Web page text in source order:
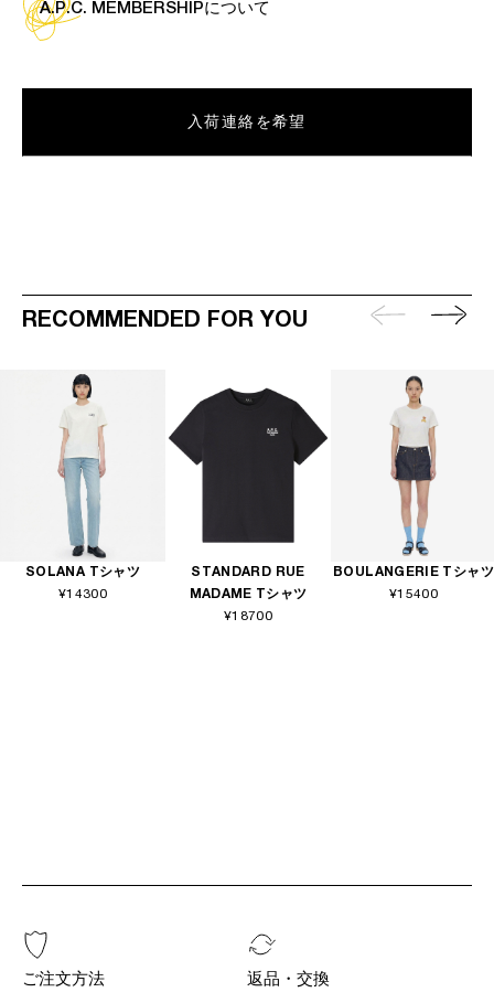
A.P.C. MEMBERSHIPについて
入荷連絡を希望
RECOMMENDED FOR YOU
SOLANA Tシャツ
¥14300
STANDARD RUE
MADAME Tシャツ
¥18700
BOULANGERIE Tシャツ
¥15400
ご注文方法 返品・交換